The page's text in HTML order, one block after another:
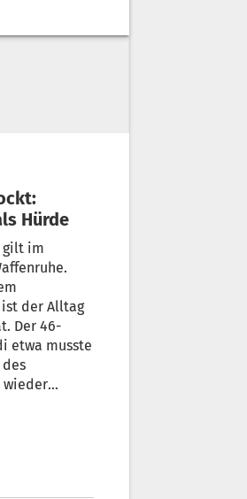
Hürde
gilt im
der Alltag
Der 46-
etwa musste
wieder